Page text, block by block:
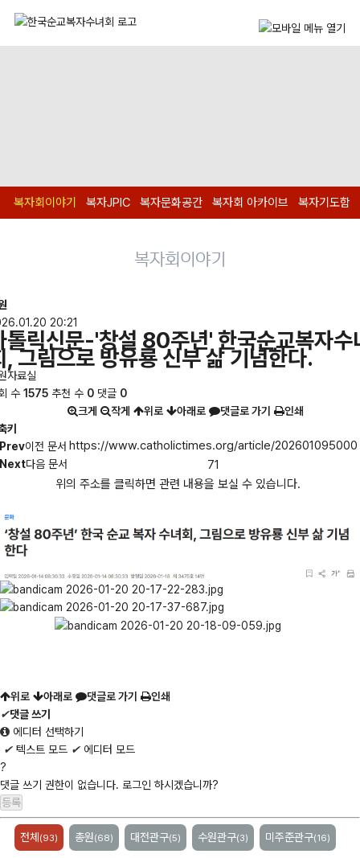
복자회이야기 복자JPIC 복자문화공간 복자회 아카이브 복자기도함
복자회이야기
20:21
톨릭신문-'창설 80주년' 한국순교복자수
, 그림으로 방유룡 신부 삶 기념한다.
자료실
수 1575 추천 수 0 댓글 0
키
Prev이전 문서
Next다음 문서
크게 작게 위로 아래로 댓글로 가기 인쇄
https://www.catholictimes.org/article/202601095000
71
위의 주소를 클릭하면 관련 내용을 보실 수 있습니다.
위로 아래로 댓글로 가기
인쇄
✔댓글 쓰기
에디터 선택하기
✔ 텍스트 모드 ✔ 에디터 모드
?
댓글 쓰기 권한이 없습니다. 로그인 하시겠습니까?
전체 (93) 총원(68) 대전관구(5) 수원관구(3) 미주준관구(16)